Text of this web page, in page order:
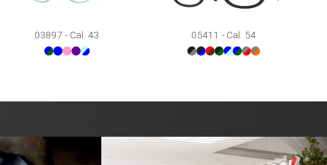
03897 - Cal. 43 05411 - Cal. 54